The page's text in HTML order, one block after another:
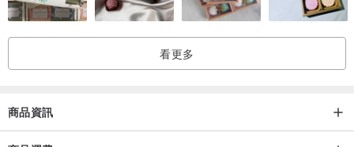
︱小提醒︱
看更多
商品資訊